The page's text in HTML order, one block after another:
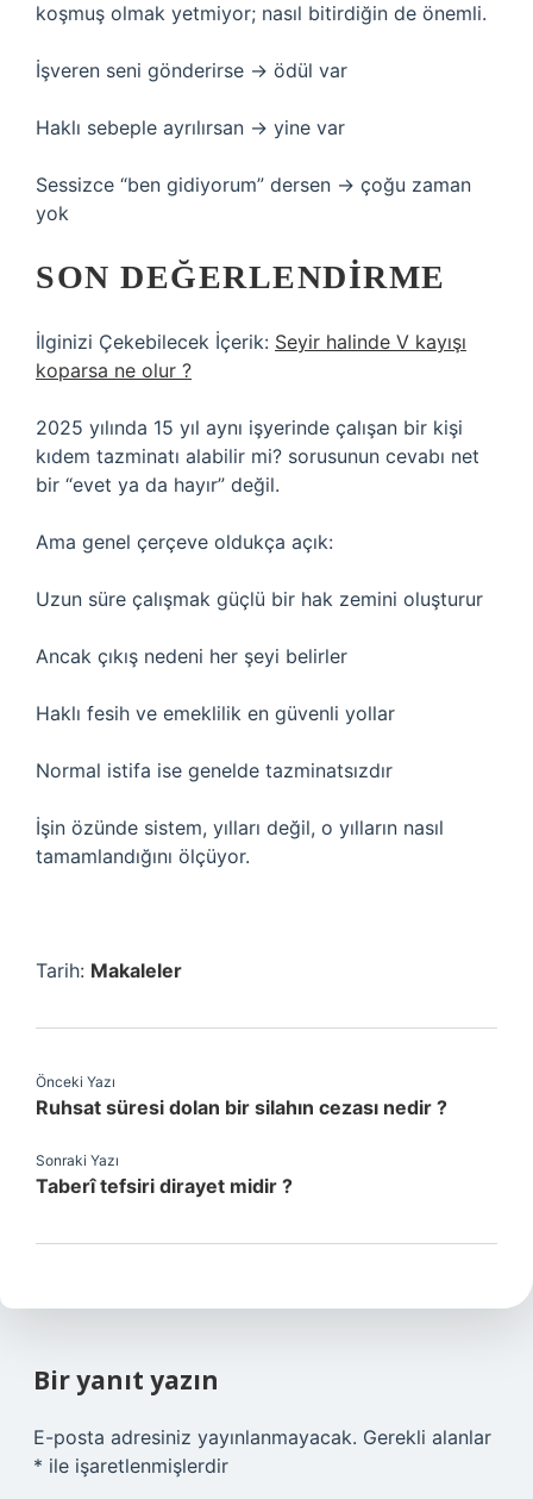
koşmuş olmak yetmiyor; nasıl bitirdiğin de önemli.
İşveren seni gönderirse → ödül var
Haklı sebeple ayrılırsan → yine var
Sessizce “ben gidiyorum” dersen → çoğu zaman
yok
SON DEĞERLENDIRME
İlginizi Çekebilecek İçerik: Seyir halinde V kayışı
koparsa ne olur ?
2025 yılında 15 yıl aynı işyerinde çalışan bir kişi
kıdem tazminatı alabilir mi? sorusunun cevabı net
bir “evet ya da hayır” değil.
Ama genel çerçeve oldukça açık:
Uzun süre çalışmak güçlü bir hak zemini oluşturur
Ancak çıkış nedeni her şeyi belirler
Haklı fesih ve emeklilik en güvenli yollar
Normal istifa ise genelde tazminatsızdır
İşin özünde sistem, yılları değil, o yılların nasıl
tamamlandığını ölçüyor.
Tarih: Makaleler
Önceki Yazı
Ruhsat süresi dolan bir silahın cezası nedir ?
Sonraki Yazı
Taberî tefsiri dirayet midir ?
Bir yanıt yazın
E-posta adresiniz yayınlanmayacak. Gerekli alanlar
* ile işaretlenmişlerdir